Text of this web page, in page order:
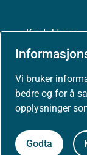
Vi bruker
bedre og for å
opplysninger
Godta
Kontakt oss
Postadresse:
Postboks 220,
0213 Oslo